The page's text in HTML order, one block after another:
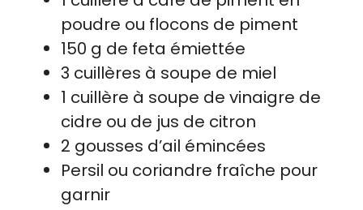
poudre ou flocons de piment
150 g de feta émiettée
3 cuillères à soupe de miel
1 cuillère à soupe de vinaigre de
cidre ou de jus de citron
2 gousses d’ail émincées
Persil ou coriandre fraîche pour
garnir